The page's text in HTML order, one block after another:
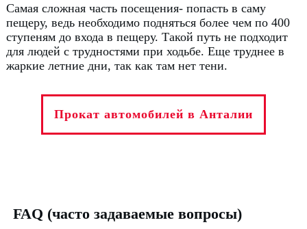
Самая сложная часть посещения- попасть в саму
пещеру, ведь необходимо подняться более чем по 400
ступеням до входа в пещеру. Такой путь не подходит
для людей с трудностями при ходьбе. Еще труднее в
жаркие летние дни, так как там нет тени.
Прокат автомобилей в Анталии
FAQ (часто задаваемые вопросы)